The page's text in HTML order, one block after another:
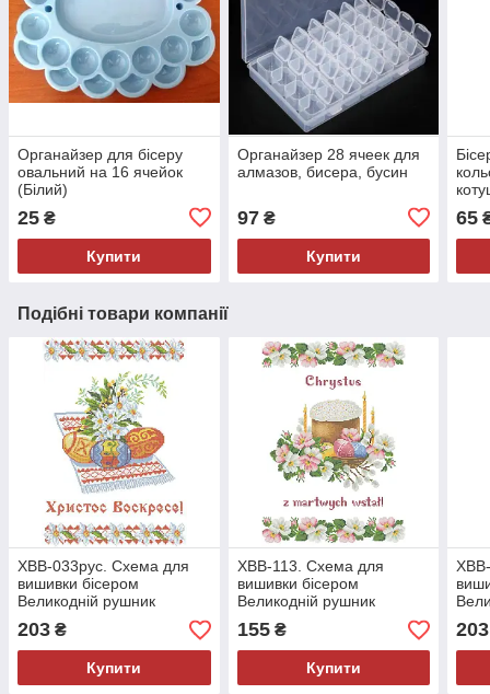
Органайзер для бісеру
овальний на 16 ячейок
(Білий)
25 ₴
Купити
Органайзер 28 ячеек для
алмазов, бисера, бусин
97₴
Купити
65
Подібні товари компанії
ХВВ-033рус. Схема для
вишивки бісером
Великодній рушник
203 ₴
Купити
ХВВ-113. Схема для
вишивки бісером
Великодній рушник
польською мовою
155₴
Купити
203